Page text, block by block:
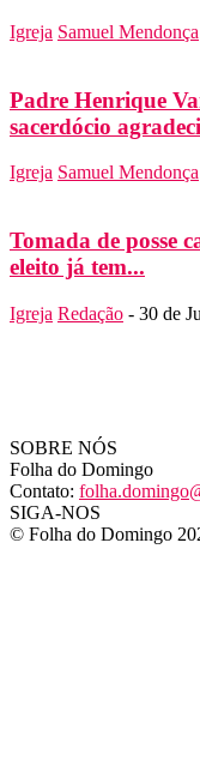
Igreja Samuel Mendonça
Padre Henrique
sacerdócio
Igreja Samuel Mendonça
Tomada de posse
eleito já tem...
Igreja Redação - 30 de
SOBRE NÓS
Folha do Domingo
Contato:
SIGA-NOS
© Folha do Domingo